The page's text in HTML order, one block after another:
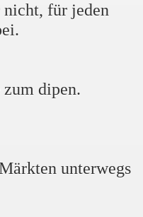
nicht, für jeden
dipen.
unterwegs